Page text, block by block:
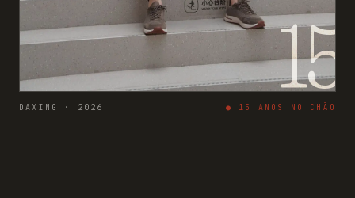
15
DAXING · 2026 ● 15 ANOS NO CHÃO